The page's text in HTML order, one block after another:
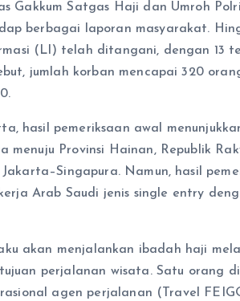
Gakkum Satgas Haji dan Umroh
berbagai laporan masyarakat.
(LI) telah ditangani, dengan 13
jumlah korban mencapai 320
hasil pemeriksaan awal
menuju Provinsi Hainan, Republik
Namun, hasil
Arab Saudi jenis single entry
akan menjalankan ibadah haji
perjalanan wisata. Satu orang
agen perjalanan (Travel